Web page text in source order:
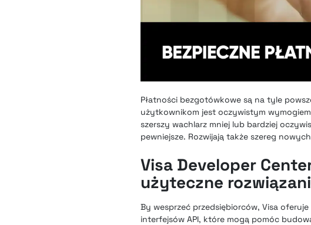
Płatności bezgotówkowe są na tyle
użytkownikom jest oczywistym
szerszy wachlarz mniej lub bardziej
pewniejsze. Rozwijają także szereg
Visa Developer
użyteczne
By wesprzeć przedsiębiorców, Visa
interfejsów API, które mogą pomóc